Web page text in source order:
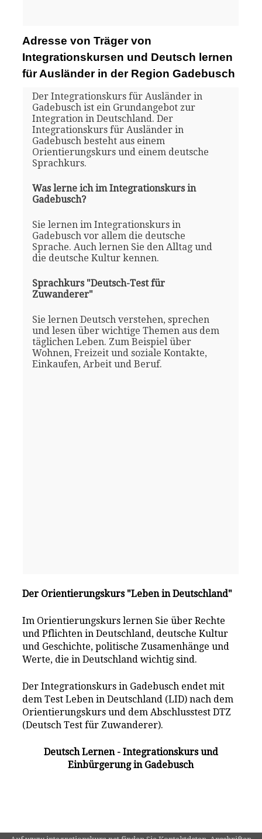
Adresse von Träger von
Integrationskursen und Deutsch lernen
für Ausländer in der Region Gadebusch
Der Integrationskurs für Ausländer in
Gadebusch ist ein Grundangebot zur
Integration in Deutschland. Der
Integrationskurs für Ausländer in
Gadebusch besteht aus einem
Orientierungskurs und einem deutsche
Sprachkurs.
Was lerne ich im Integrationskurs in
Gadebusch?
Sie lernen im Integrationskurs in
Gadebusch vor allem die deutsche
Sprache. Auch lernen Sie den Alltag und
die deutsche Kultur kennen.
Sprachkurs "Deutsch-Test für
Zuwanderer"
Sie lernen Deutsch verstehen, sprechen
und lesen über wichtige Themen aus dem
täglichen Leben. Zum Beispiel über
Wohnen, Freizeit und soziale Kontakte,
Einkaufen, Arbeit und Beruf.
Der Orientierungskurs "Leben in Deutschland"
Im Orientierungskurs lernen Sie über Rechte
und Pflichten in Deutschland, deutsche Kultur
und Geschichte, politische Zusamenhänge und
Werte, die in Deutschland wichtig sind.
Der Integrationskurs in Gadebusch endet mit
dem Test Leben in Deutschland (LID) nach dem
Orientierungskurs und dem Abschlusstest DTZ
(Deutsch Test für Zuwanderer).
Deutsch Lernen - Integrationskurs und
Einbürgerung in Gadebusch